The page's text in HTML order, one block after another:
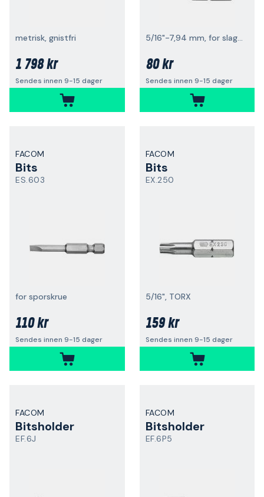
metrisk, gnistfri
1 798 kr
Sendes innen 9-15 dager
5/16"-7,94 mm, for slagverktøy
80 kr
Sendes innen 9-15 dager
FACOM
Bits
ES.603
for sporskrue
110 kr
Sendes innen 9-15 dager
FACOM
Bits
EX.250
5/16", TORX
159 kr
Sendes innen 9-15 dager
FACOM
Bitsholder
EF.6J
FACOM
Bitsholder
EF.6P5